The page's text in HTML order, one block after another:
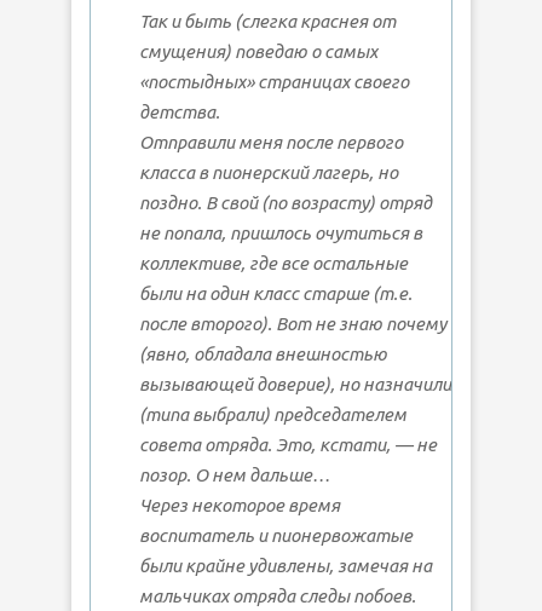
Так и быть (слегка краснея от
смущения) поведаю о самых
«постыдных» страницах своего
детства.
Отправили меня после первого
класса в пионерский лагерь, но
поздно. В свой (по возрасту) отряд
не попала, пришлось очутиться в
коллективе, где все остальные
были на один класс старше (т.е.
после второго). Вот не знаю почему
(явно, обладала внешностью
вызывающей доверие), но назначили
(типа выбрали) председателем
совета отряда. Это, кстати, — не
позор. О нем дальше…
Через некоторое время
воспитатель и пионервожатые
были крайне удивлены, замечая на
мальчиках отряда следы побоев.